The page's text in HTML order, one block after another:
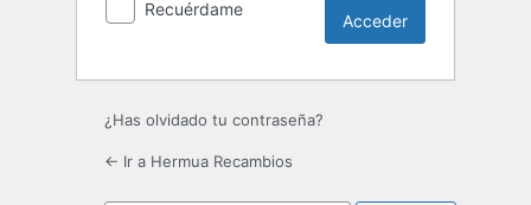
Recuérdame
¿Has olvidado tu contraseña?
← Ir a Hermua Recambios